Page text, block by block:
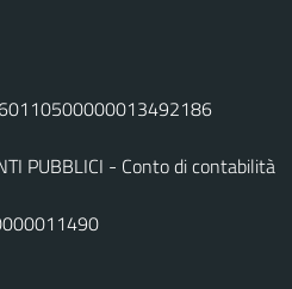
PUBBLICI - Conto di contabilità